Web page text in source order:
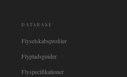
DATABASE
Flyselskabsprofiler
Flypladsguider
Flyspecifikationer